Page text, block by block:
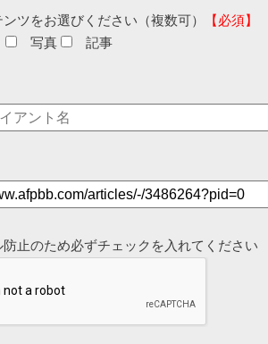
ツをお選びください（複数可）
【必須】
写真 記事
止のため必ずチェックを入れてください